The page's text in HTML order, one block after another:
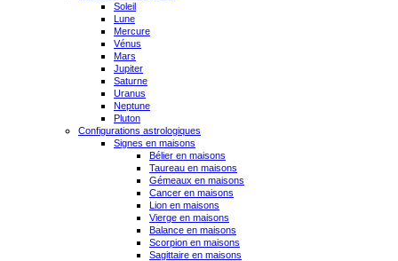
Soleil
Lune
Mercure
Vénus
Mars
Jupiter
Saturne
Uranus
Neptune
Pluton
Configurations astrologiques
Signes en maisons
Bélier en maisons
Taureau en maisons
Gémeaux en maisons
Cancer en maisons
Lion en maisons
Vierge en maisons
Balance en maisons
Scorpion en maisons
Sagittaire en maisons